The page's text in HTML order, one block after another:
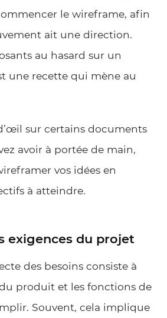
le wireframe, afin
ait une direction.
au hasard sur un
une recette qui mène au
sur certains documents
avoir à portée de main,
vos idées en
à atteindre.
exigences du projet
des besoins consiste à
produit et les fonctions de
Souvent, cela implique